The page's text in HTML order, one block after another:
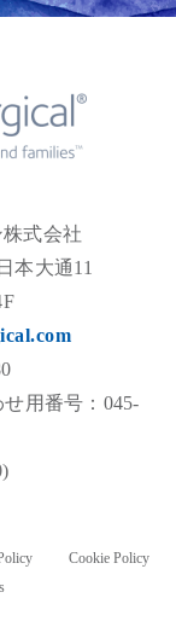
式会社
本大通11
用番号：045-
Cookie Policy